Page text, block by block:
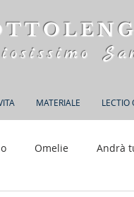
MATERIALE LECTIO
Omelie Andrà